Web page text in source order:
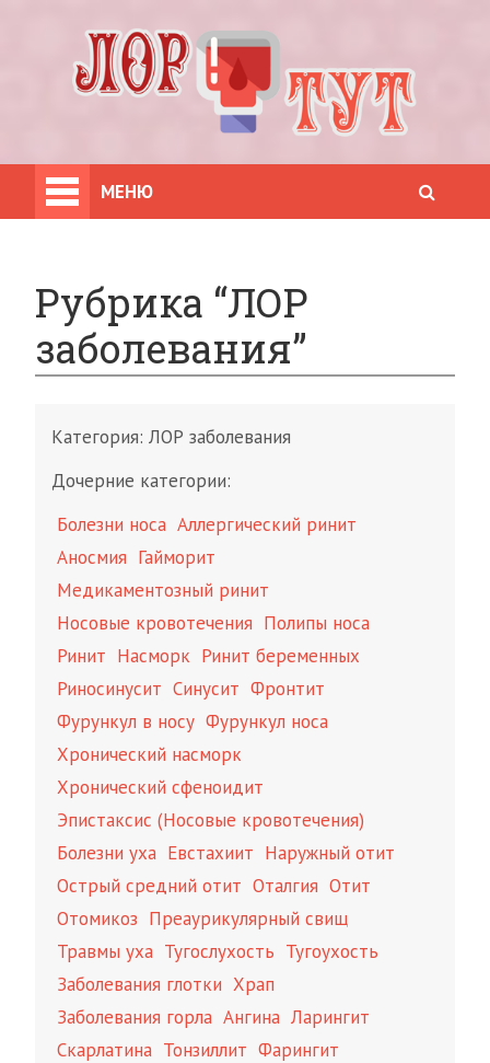
МЕНЮ
Рубрика “ЛОР
заболевания”
Категория: ЛОР заболевания
Дочерние категории:
Болезни носа Аллергический ринит
Аносмия Гайморит
Медикаментозный ринит
Носовые кровотечения Полипы носа
Ринит Насморк Ринит беременных
Риносинусит Синусит Фронтит
Фурункул в носу Фурункул носа
Хронический насморк
Хронический сфеноидит
Эпистаксис (Носовые кровотечения)
Болезни уха Евстахиит Наружный отит
Острый средний отит Оталгия Отит
Отомикоз Преаурикулярный свищ
Травмы уха Тугослухость Тугоухость
Заболевания глотки Храп
Заболевания горла Ангина Ларингит
Скарлатина Тонзиллит Фарингит